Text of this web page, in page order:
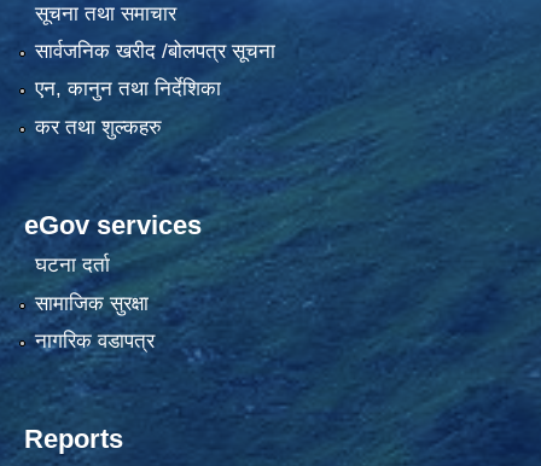
सूचना तथा समाचार
सार्वजनिक खरीद /बोलपत्र सूचना
एन, कानुन तथा निर्देशिका
कर तथा शुल्कहरु
eGov services
घटना दर्ता
सामाजिक सुरक्षा
नागरिक वडापत्र
Reports